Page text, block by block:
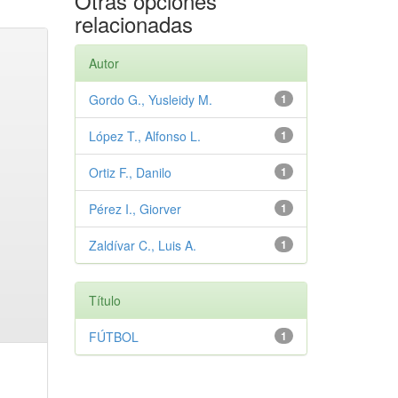
relacionadas
Autor
1
Gordo G., Yusleidy M.
1
López T., Alfonso L.
1
Ortiz F., Danilo
1
Pérez I., Giorver
1
Zaldívar C., Luis A.
Título
1
FÚTBOL